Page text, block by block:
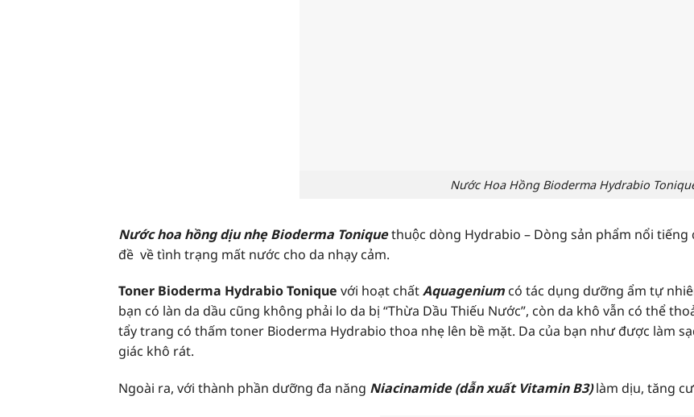
Nước Hoa Hồng Bioderma Hydrabio Tonique
Nước hoa hồng dịu nhẹ Bioderma Toniquethuộc dòng Hydrabio – Dòng sản phẩm nổi tiếng
đề về tình trạng mất nước cho da nhạy cảm.
Toner Bioderma Hydrabio Tonique với hoạt chấtAquagenium có tác dụng dưỡng ẩm tự
bạn có làn da dầu cũng không phải lo da bị “Thừa Dầu Thiếu Nước”, còn da khô vẫn có thể
tẩy trang có thấm toner Bioderma Hydrabio thoa nhẹ lên bề mặt. Da của bạn như được làm
giác khô rát.
Ngoài ra, với thành phần dưỡng đa năng Niacinamide (dẫn xuất Vitamin B3)làm dịu, tăng